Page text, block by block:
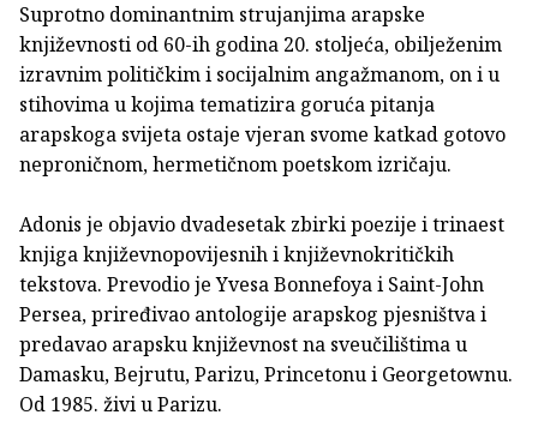
Suprotno dominantnim strujanjima arapske
književnosti od 60-ih godina 20. stoljeća, obilježenim
izravnim političkim i socijalnim angažmanom, on i u
stihovima u kojima tematizira goruća pitanja
arapskoga svijeta ostaje vjeran svome katkad gotovo
neproničnom, hermetičnom poetskom izričaju.
Adonis je objavio dvadesetak zbirki poezije i trinaest
knjiga književnopovijesnih i književnokritičkih
tekstova. Prevodio je Yvesa Bonnefoya i Saint-John
Persea, priređivao antologije arapskog pjesništva i
predavao arapsku književnost na sveučilištima u
Damasku, Bejrutu, Parizu, Princetonu i Georgetownu.
Od 1985. živi u Parizu.